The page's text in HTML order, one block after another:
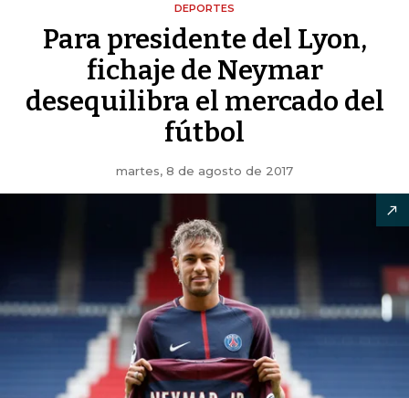
DEPORTES
Para presidente del Lyon,
fichaje de Neymar
desequilibra el mercado del
fútbol
martes, 8 de agosto de 2017